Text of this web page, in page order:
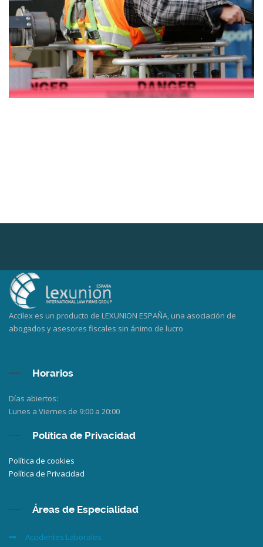
Accilex es un producto de LEXUNION ESPAÑA, una asociación de
abogados y asesores fiscales sin ánimo de lucro
Horarios
Días abiertos:
Lunes a Viernes de 9:00 a 20:00
Política de Privacidad
Política de cookies
Política de Privacidad
Áreas de Especialidad
Accidentes Laborales